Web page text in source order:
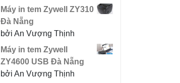
Máy in tem Zywell ZY310
Đà Nẵng
bởi An Vượng Thịnh
Máy in tem Zywell
ZY4600 USB Đà Nẵng
bởi An Vượng Thịnh